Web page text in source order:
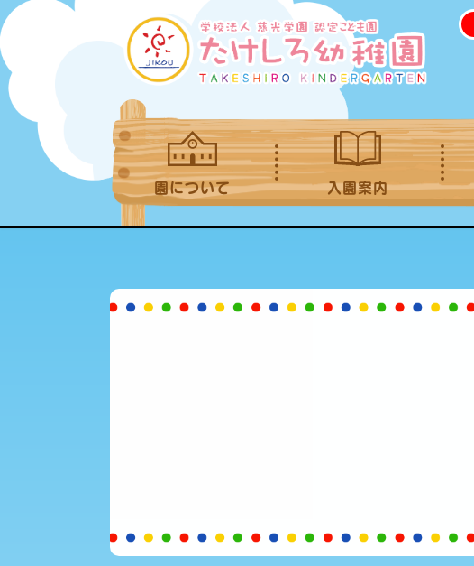
園について 入園案内